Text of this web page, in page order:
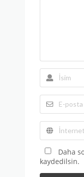
Daha
kaydedilsin.